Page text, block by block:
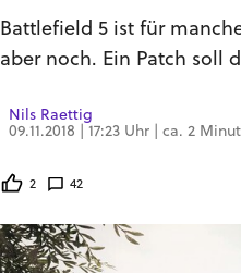
Battlefield 5 ist für
aber noch. Ein Patch soll
Nils Raettig
09.11.2018 | 17:23 Uhr | ca. 2
2 42